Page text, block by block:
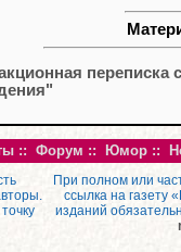
:: Форум :: Юмор ::
При полном или
ссылка на газету
изданий